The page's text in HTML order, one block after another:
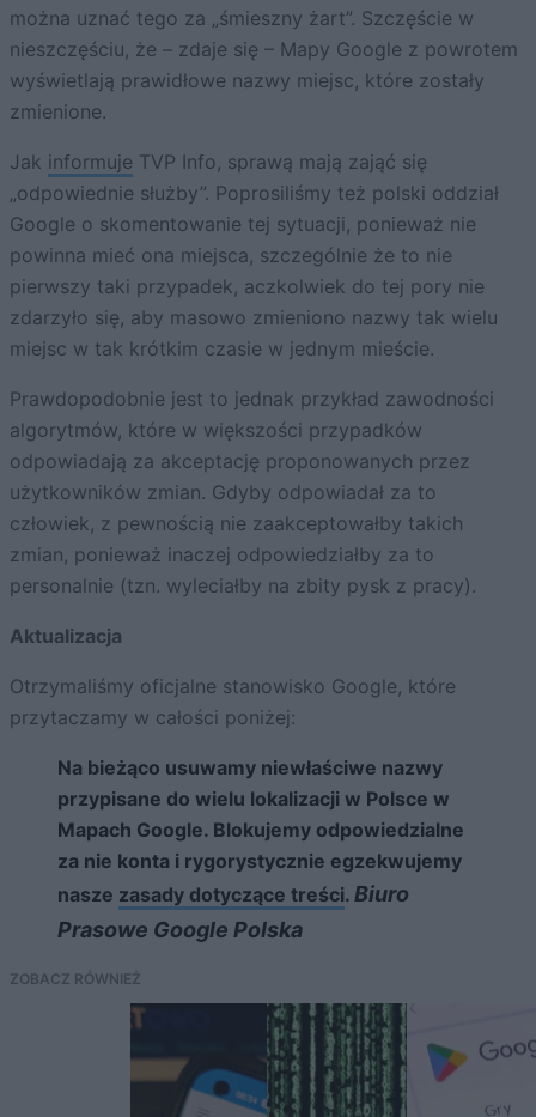
można uznać tego za „śmieszny żart”. Szczęście w
nieszczęściu, że – zdaje się – Mapy Google z powrotem
wyświetlają prawidłowe nazwy miejsc, które zostały
zmienione.
Jak informuje TVP Info, sprawą mają zająć się
„odpowiednie służby”. Poprosiliśmy też polski oddział
Google o skomentowanie tej sytuacji, ponieważ nie
powinna mieć ona miejsca, szczególnie że to nie
pierwszy taki przypadek, aczkolwiek do tej pory nie
zdarzyło się, aby masowo zmieniono nazwy tak wielu
miejsc w tak krótkim czasie w jednym mieście.
Prawdopodobnie jest to jednak przykład zawodności
algorytmów, które w większości przypadków
odpowiadają za akceptację proponowanych przez
użytkowników zmian. Gdyby odpowiadał za to
człowiek, z pewnością nie zaakceptowałby takich
zmian, ponieważ inaczej odpowiedziałby za to
personalnie (tzn. wyleciałby na zbity pysk z pracy).
Aktualizacja
Otrzymaliśmy oficjalne stanowisko Google, które
przytaczamy w całości poniżej:
Na bieżąco usuwamy niewłaściwe nazwy
przypisane do wielu lokalizacji w Polsce w
Mapach Google. Blokujemy odpowiedzialne
za nie konta i rygorystycznie egzekwujemy
nasze zasady dotyczące treści. Biuro
Prasowe Google Polska
ZOBACZ RÓWNIEŻ